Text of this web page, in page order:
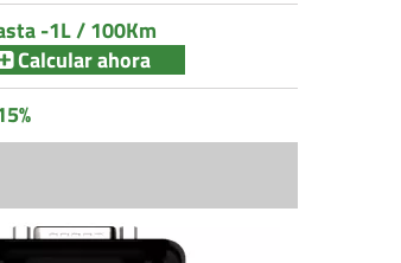
-1L / 100Km
Calcular ahora